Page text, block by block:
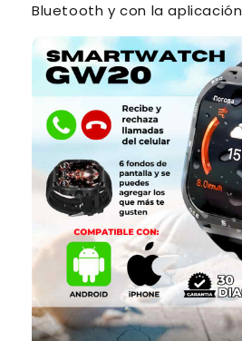
Bluetooth y con la aplicación